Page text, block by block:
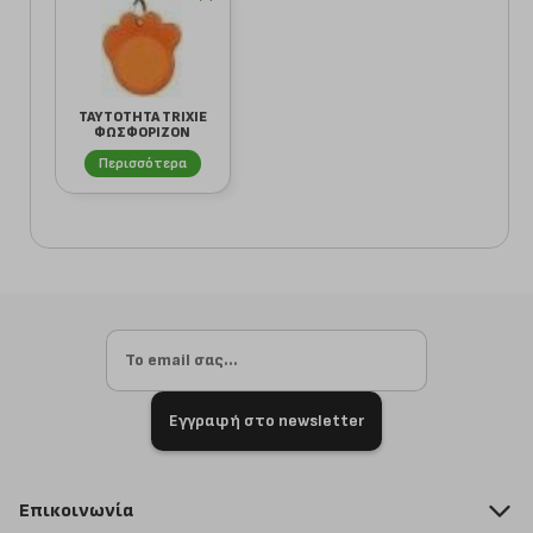
ΤΑΥΤΟΤΗΤΑ TRIXIE
ΦΩΣΦΟΡΙΖΟΝ
ΠΑΤΟΥΣΑ
ΠΟΡΤΟΚΑΛ...
Περισσότερα
Εγγραφή στο newsletter
Επικοινωνία